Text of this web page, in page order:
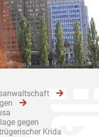
gegen
Krida